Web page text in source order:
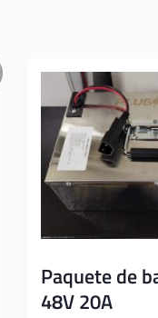
Paquete de
48V 20A